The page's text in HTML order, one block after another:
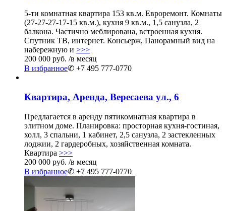
5-ти комнатная квартира 153 кв.м. Евроремонт. Комнаты
(27-27-27-17-15 кв.м.), кухня 9 кв.м., 1,5 санузла, 2
балкона. Частично меблирована, встроенная кухня.
Спутник ТВ, интернет. Консьерж, Панорамный вид на
набережную и >>>
200 000 руб. /в месяц
В избранное✆ +7 495 777-0770
Квартира, Аренда, Вересаева ул., 6
Предлагается в аренду пятикомнатная квартира в
элитном доме. Планировка: просторная кухня-гостиная,
холл, 3 спальни, 1 кабинет, 2,5 санузла, 2 застекленных
лоджии, 2 гардеробных, хозяйственная комната.
Квартира >>>
200 000 руб. /в месяц
В избранное✆ +7 495 777-0770